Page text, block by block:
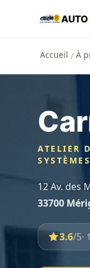
Aller au
AUTO
Accueil / À
ATELIER
12 Av. des
33700
3.6/5·